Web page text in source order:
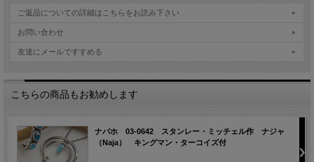
ご返品についての詳細はこちらをお読み下さい
お問い合わせ
友達にメールですすめる
こちらの商品もお勧めします
ナバホ 03-0642 スタンレー・ミッチェル作 ナジャ
（Naja） キングマン・ターコイズ付